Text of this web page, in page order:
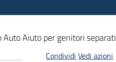
Aiuto per genitori separati
Condividi Vedi azioni